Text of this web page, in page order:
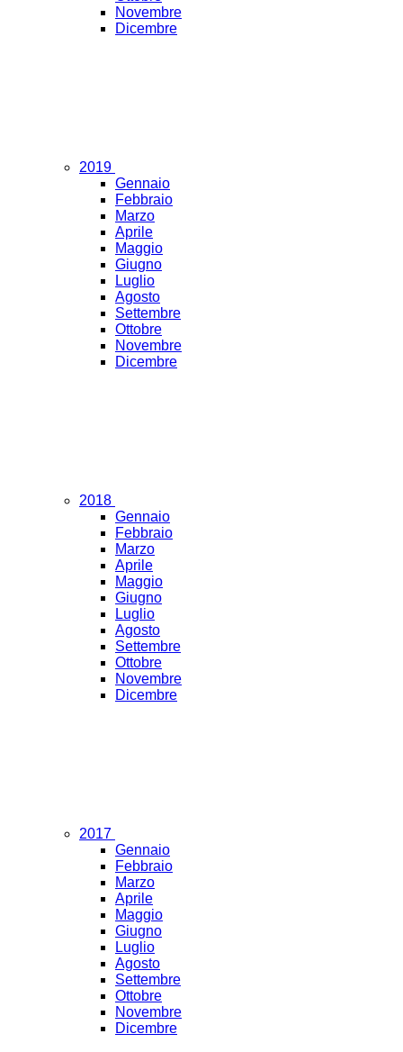
Novembre
Dicembre
2019
Gennaio
Febbraio
Marzo
Aprile
Maggio
Giugno
Luglio
Agosto
Settembre
Ottobre
Novembre
Dicembre
2018
Gennaio
Febbraio
Marzo
Aprile
Maggio
Giugno
Luglio
Agosto
Settembre
Ottobre
Novembre
Dicembre
2017
Gennaio
Febbraio
Marzo
Aprile
Maggio
Giugno
Luglio
Agosto
Settembre
Ottobre
Novembre
Dicembre